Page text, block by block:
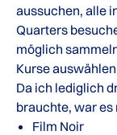
aussuchen, alle
Quarters
möglich
Kurse
Da ich lediglich
brauchte, war es
Film Noir